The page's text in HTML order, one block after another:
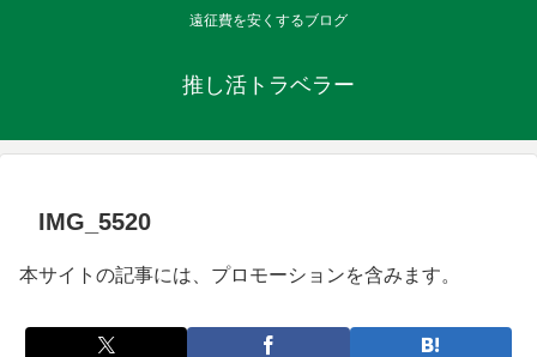
遠征費を安くするブログ
推し活トラベラー
IMG_5520
本サイトの記事には、プロモーションを含みます。